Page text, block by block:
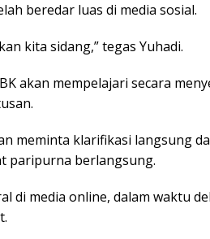
beredar luas di media sosial.
kita sidang,” tegas Yuhadi.
akan mempelajari secara
meminta klarifikasi langsung
paripurna berlangsung.
di media online, dalam waktu